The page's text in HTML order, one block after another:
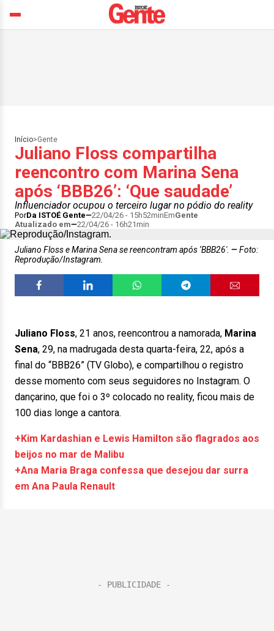
Início>Gente
Juliano Floss compartilha
reencontro com Marina Sena
após ‘BBB26’: ‘Que saudade’
Influenciador ocupou o terceiro lugar no pódio do reality
PorDa ISTOÉ Gente 22/04/26 - 15h52minEmGente
Atualizado em
22/04/26 - 16h21min
Juliano Floss e Marina Sena se reencontram após ‘BBB26'.
Foto:
Reprodução/Instagram.
Juliano Floss, 21 anos, reencontrou a namorada, Marina
Sena, 29, na madrugada desta quarta-feira, 22, após a
final do “BBB26” (TV Globo), e compartilhou o registro
desse momento com seus seguidores no Instagram. O
dançarino, que foi o 3º colocado no reality, ficou mais de
100 dias longe a cantora.
+Kim Kardashian e Lewis Hamilton são flagrados aos
beijos no mar de Malibu
+Ana Maria Braga confessa que desejou dar surra
em Ana Paula Renault